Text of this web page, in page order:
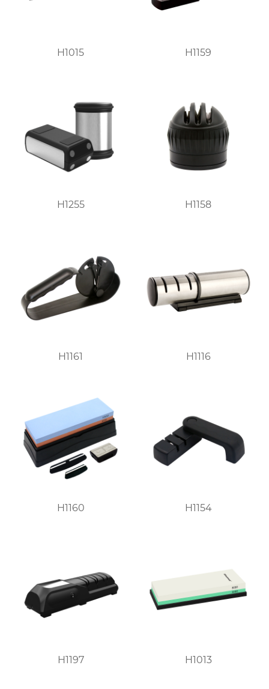
H1015 H1159
H1255 H1158
H1161 H1116
H1160 H1154
H1197 H1013